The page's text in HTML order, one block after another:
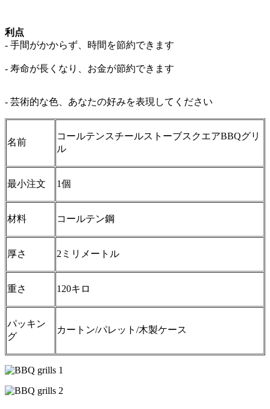
利点
- 手間がかからず、時間を節約できます
- 寿命が長くなり、お金が節約できます
- 芸術的な色、あなたの好みを表現してください
名前
コールテンスチールストーブスクエアBBQグリ
ル
最小注文 1個
材料 コールテン鋼
厚さ 2ミリメートル
重さ 120キロ
パッキン
グ
カートン/パレット/木製ケース